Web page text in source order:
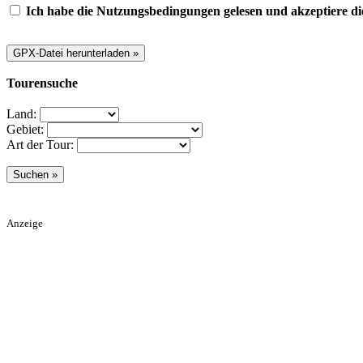
Ich habe die Nutzungsbedingungen gelesen und akzeptiere
Tourensuche
Land:
Gebiet:
Art der Tour:
Anzeige